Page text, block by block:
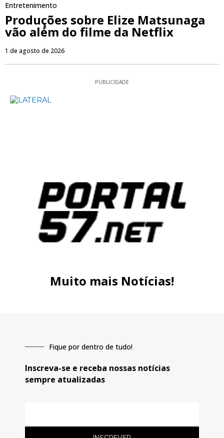
Entretenimento
Produções sobre Elize Matsunaga
vão além do filme da Netflix
1 de agosto de 2026
PUBLICIDADE
Muito mais Notícias!
Fique por dentro de tudo!
Inscreva-se e receba nossas notícias
sempre atualizadas